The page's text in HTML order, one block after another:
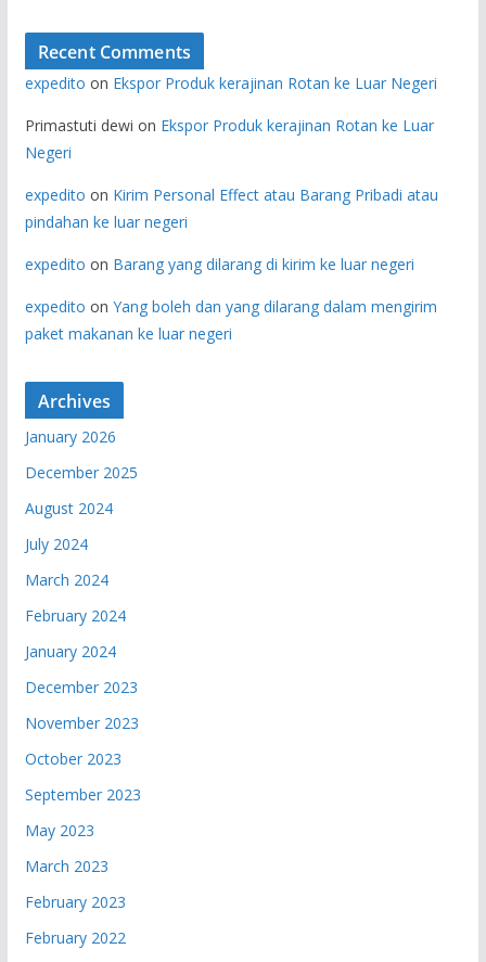
Recent Comments
expedito on Ekspor Produk kerajinan Rotan ke Luar Negeri
Primastuti dewi on Ekspor Produk kerajinan Rotan ke Luar
Negeri
expedito on Kirim Personal Effect atau Barang Pribadi atau
pindahan ke luar negeri
expedito on Barang yang dilarang di kirim ke luar negeri
expedito on Yang boleh dan yang dilarang dalam mengirim
paket makanan ke luar negeri
Archives
January 2026
December 2025
August 2024
July 2024
March 2024
February 2024
January 2024
December 2023
November 2023
October 2023
September 2023
May 2023
March 2023
February 2023
February 2022